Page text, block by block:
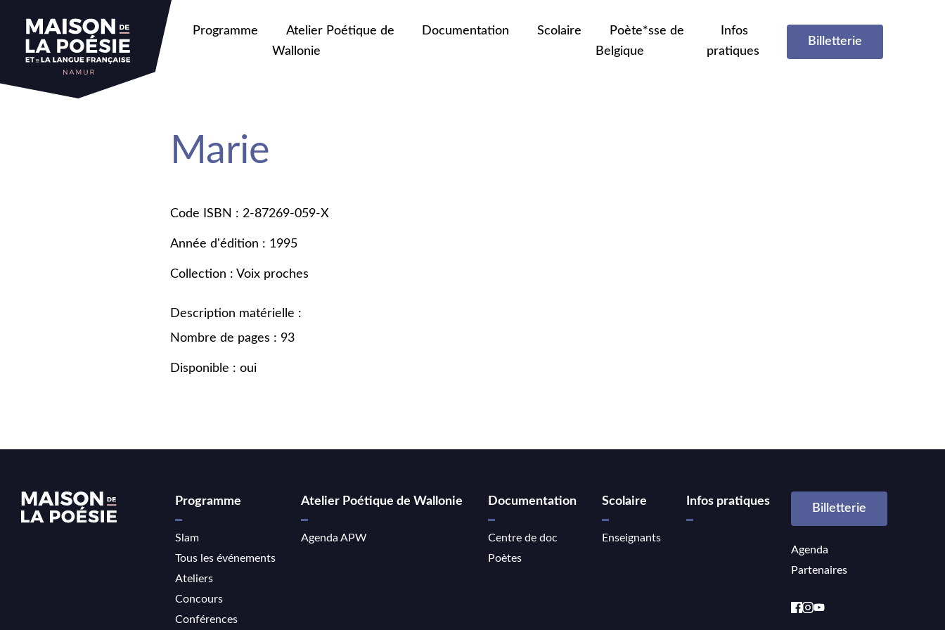
Programme
Atelier Poétique de
Wallonie
Documentation Scolaire
Poète*sse de
Belgique
Infos
pratiques
Billetterie
Marie
Code ISBN : 2-87269-059-X
Année d'édition : 1995
Collection : Voix proches
Description matérielle :
Nombre de pages : 93
Disponible : oui
Programme
Slam
Tous les événements
Ateliers
Concours
Conférences
Atelier Poétique de Wallonie
Agenda APW
Documentation
Centre de doc
Poètes
Scolaire
Enseignants
Infos pratiques
Billetterie
Agenda
Partenaires